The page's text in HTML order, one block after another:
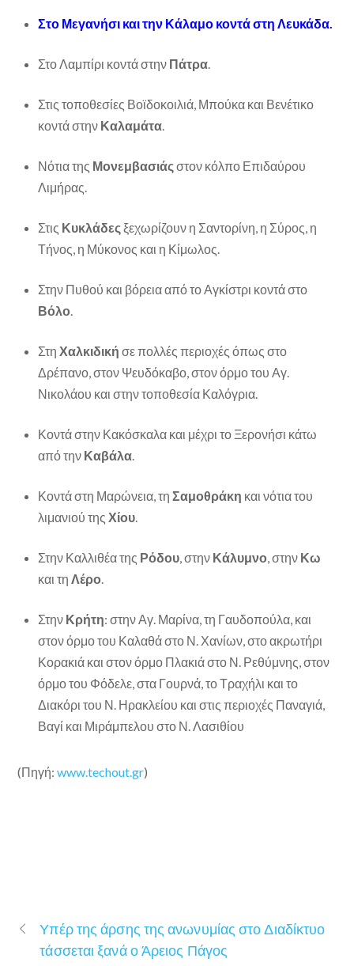
Στο Μεγανήσι και την Κάλαμο κοντά στη Λευκάδα.
Στο Λαμπίρι κοντά στην Πάτρα.
Στις τοποθεσίες Βοϊδοκοιλιά, Μπούκα και Βενέτικο
κοντά στην Καλαμάτα.
Νότια της Μονεμβασιάς στον κόλπο Επιδαύρου
Λιμήρας.
Στις Κυκλάδες ξεχωρίζουν η Σαντορίνη, η Σύρος, η
Τήνος, η Μύκονος και η Κίμωλος.
Στην Πυθού και βόρεια από το Αγκίστρι κοντά στο
Βόλο.
Στη Χαλκιδική σε πολλές περιοχές όπως στο
Δρέπανο, στον Ψευδόκαβο, στον όρμο του Αγ.
Νικολάου και στην τοποθεσία Καλόγρια.
Κοντά στην Κακόσκαλα και μέχρι το Ξερονήσι κάτω
από την Καβάλα.
Κοντά στη Μαρώνεια, τη Σαμοθράκη και νότια του
λιμανιού της Χίου.
Στην Καλλιθέα της Ρόδου, στην Κάλυμνο, στην Κω
και τη Λέρο.
Στην Κρήτη: στην Αγ. Μαρίνα, τη Γαυδοπούλα, και
στον όρμο του Καλαθά στο Ν. Χανίων, στο ακρωτήρι
Κορακιά και στον όρμο Πλακιά στο Ν. Ρεθύμνης, στον
όρμο του Φόδελε, στα Γουρνά, το Τραχήλι και το
Διακόρι του Ν. Ηρακλείου και στις περιοχές Παναγιά,
Βαγί και Μιράμπελου στο Ν. Λασιθίου
(Πηγή:www.techout.gr)
Υπέρ της άρσης της ανωνυμίας στο Διαδίκτυο
τάσσεται ξανά ο Άρειος Πάγος